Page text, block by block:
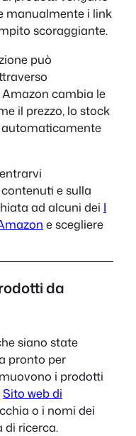
manualmente i link
scoraggiante.
può
cambia le
il prezzo, lo stock
automaticamente
e sulla
ad alcuni dei I
e scegliere
da
siano state
pronto per
i prodotti
Sito web di
o i nomi dei
di ricerca.